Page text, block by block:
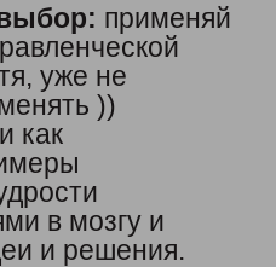
применяй
уже не
))
как
в мозгу и
и решения.